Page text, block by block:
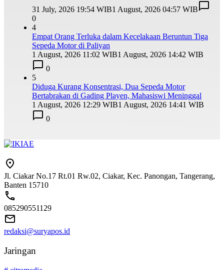
31 July, 2026 19:54 WIB1 August, 2026 04:57 WIB
0
4
Empat Orang Terluka dalam Kecelakaan Beruntun Tiga
Sepeda Motor di Paliyan
1 August, 2026 11:02 WIB1 August, 2026 14:42 WIB
0
5
Diduga Kurang Konsentrasi, Dua Sepeda Motor
Bertabrakan di Gading Playen, Mahasiswi Meninggal
1 August, 2026 12:29 WIB1 August, 2026 14:41 WIB
0
Jl. Ciakar No.17 Rt.01 Rw.02, Ciakar, Kec. Panongan, Tangerang,
Banten 15710
085290551129
redaksi@suryapos.id
Jaringan